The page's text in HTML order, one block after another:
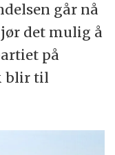
går nå
det mulig å
på
blir til